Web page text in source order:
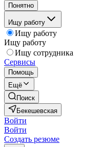
Понятно
Ищу работу
Ищу работу
Ищу работу
Ищу сотрудника
Сервисы
Помощь
Ещё
Поиск
Бекешевская
Войти
Войти
Создать резюме